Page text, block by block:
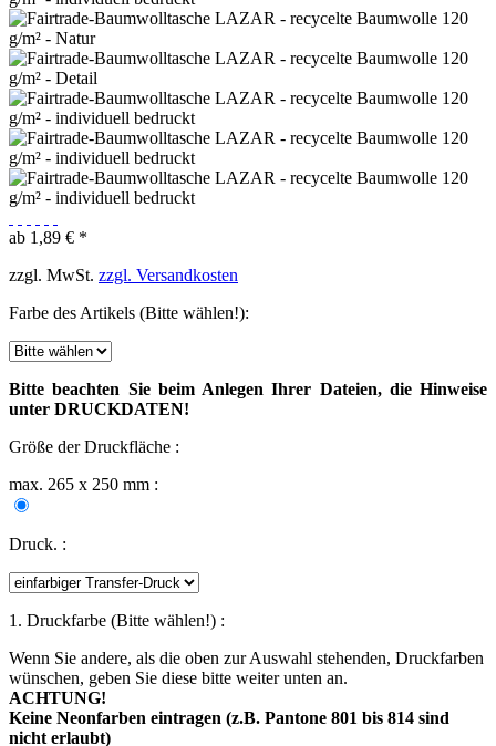
ab 1,89 € *
zzgl. MwSt. zzgl. Versandkosten
Farbe des Artikels (Bitte wählen!):
Bitte beachten Sie beim Anlegen Ihrer Dateien, die Hinweise
unter DRUCKDATEN!
Größe der Druckfläche :
max. 265 x 250 mm :
Druck. :
1. Druckfarbe (Bitte wählen!) :
Wenn Sie andere, als die oben zur Auswahl stehenden, Druckfarben
wünschen, geben Sie diese bitte weiter unten an.
ACHTUNG!
Keine Neonfarben eintragen (z.B. Pantone 801 bis 814 sind
nicht erlaubt)